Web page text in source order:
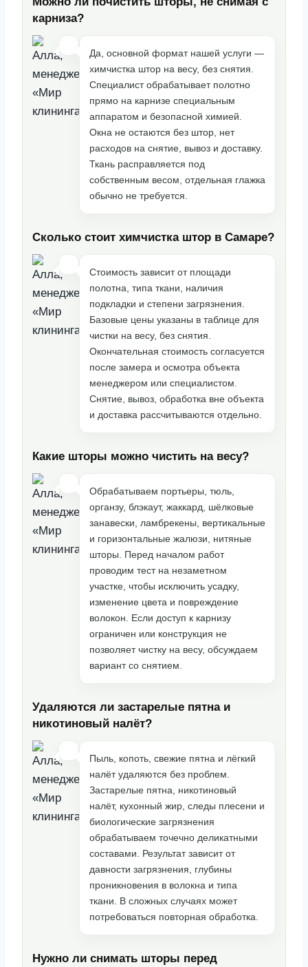
карниза?
Да, основной формат нашей услуги —
химчистка штор на весу, без снятия.
Специалист обрабатывает полотно
прямо на карнизе специальным
аппаратом и безопасной химией.
Окна не остаются без штор, нет
расходов на снятие, вывоз и доставку.
Ткань расправляется под
собственным весом, отдельная глажка
обычно не требуется.
Сколько стоит химчистка штор в Самаре?
Стоимость зависит от площади
полотна, типа ткани, наличия
подкладки и степени загрязнения.
Базовые цены указаны в таблице для
чистки на весу, без снятия.
Окончательная стоимость согласуется
после замера и осмотра объекта
менеджером или специалистом.
Снятие, вывоз, обработка вне объекта
и доставка рассчитываются отдельно.
Какие шторы можно чистить на весу?
Обрабатываем портьеры, тюль,
органзу, блэкаут, жаккард, шёлковые
занавески, ламбрекены, вертикальные
и горизонтальные жалюзи, нитяные
шторы. Перед началом работ
проводим тест на незаметном
участке, чтобы исключить усадку,
изменение цвета и повреждение
волокон. Если доступ к карнизу
ограничен или конструкция не
позволяет чистку на весу, обсуждаем
вариант со снятием.
Удаляются ли застарелые пятна и
никотиновый налёт?
Пыль, копоть, свежие пятна и лёгкий
налёт удаляются без проблем.
Застарелые пятна, никотиновый
налёт, кухонный жир, следы плесени и
биологические загрязнения
обрабатываем точечно деликатными
составами. Результат зависит от
давности загрязнения, глубины
проникновения в волокна и типа
ткани. В сложных случаях может
потребоваться повторная обработка.
Нужно ли снимать шторы перед